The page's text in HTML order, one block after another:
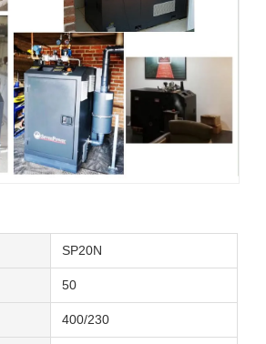
SP20N
50
400/230